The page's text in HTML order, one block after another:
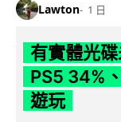
Lawton 1 日
有實體光
PS5 34%
遊玩